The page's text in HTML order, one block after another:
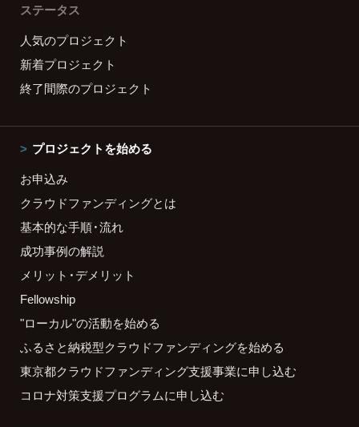
ステータス
人気のプロジェクト
新着プロジェクト
終了間際のプロジェクト
プロジェクトを始める
お申込み
クラウドファンディングとは
基本的な手順・流れ
成功事例の解説
メリット・デメリット
Fellowship
"ローカル"の活動を始める
ふるさと納税型クラウドファンディングを始める
東京都クラウドファンディング支援事業に申し込む
コロナ対策支援プログラムに申し込む